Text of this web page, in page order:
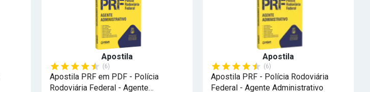
Apostila
(6)
Apostila PRF em PDF - Polícia
Rodoviária Federal - Agente
Apostila
(6)
Apostila PRF - Polícia Rodoviária
Federal - Agente Administrativo